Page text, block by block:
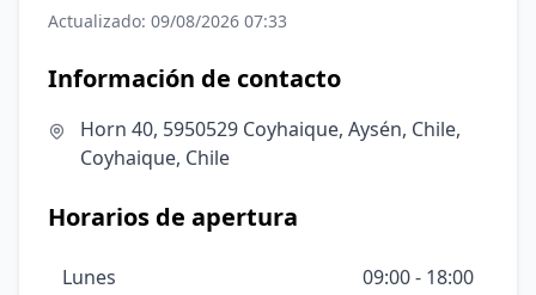
Actualizado: 09/08/2026 07:33
Información de contacto
Horn 40, 5950529 Coyhaique, Aysén, Chile,
Coyhaique, Chile
Horarios de apertura
Lunes 09:00 - 18:00